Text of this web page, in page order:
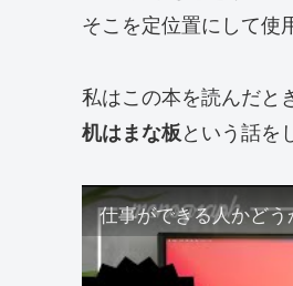
そこを定位置にして使
私はこの本を読んだと
机はまな板という話を
仕事ができる人かど